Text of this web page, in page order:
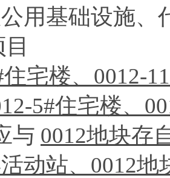
用基础设施、
住宅楼、0012-
5#住宅楼、
与 0012地块存
动站、0012地